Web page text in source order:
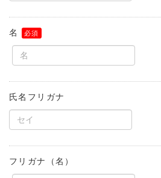
名
氏名フリガナ
フリガナ（名）